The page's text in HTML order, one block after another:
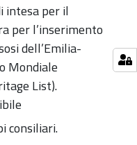
intesa per il
per l’inserimento
dell’Emilia-
Mondiale
List).
consiliari.